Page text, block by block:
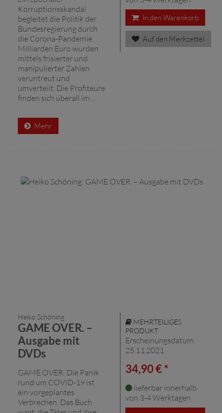
Korruptionsskandal
begleitet die Politik der
Bundesregierung durch
die Corona-Pandemie.
Milliarden Euro wurden
mittels frisierter und
manipulierter Zahlen
veruntreut und
umverteilt. Die Profiteure
finden sich überall im ...
Mehr
In den Warenkorb
Auf den Merkzettel
Heiko Schöning
GAME OVER. –
Ausgabe mit
DVDs
GAME OVER: Die Panik
rund um COVID-19 ist
ein vorgeplantes
Verbrechen. Das Buch
MEHRTEILIGES
PRODUKT
Erscheinungsdatum:
25.11.2021
34,90 € *
lieferbar innerhalb
von 3-4 Werktagen